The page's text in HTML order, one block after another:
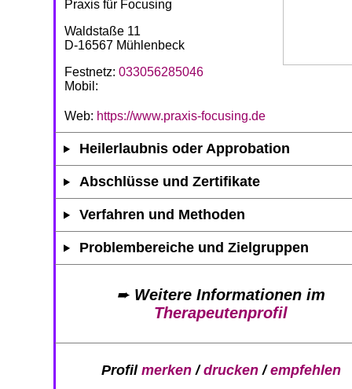
Praxis für Focusing
Waldstaße 11
D-16567 Mühlenbeck
Festnetz: 033056285046
Mobil:
Web: https://www.praxis-focusing.de
Heilerlaubnis oder Approbation
Abschlüsse und Zertifikate
Verfahren und Methoden
Problembereiche und Zielgruppen
➨ Weitere Informationen im
Therapeutenprofil
Profil merken/drucken/empfehlen